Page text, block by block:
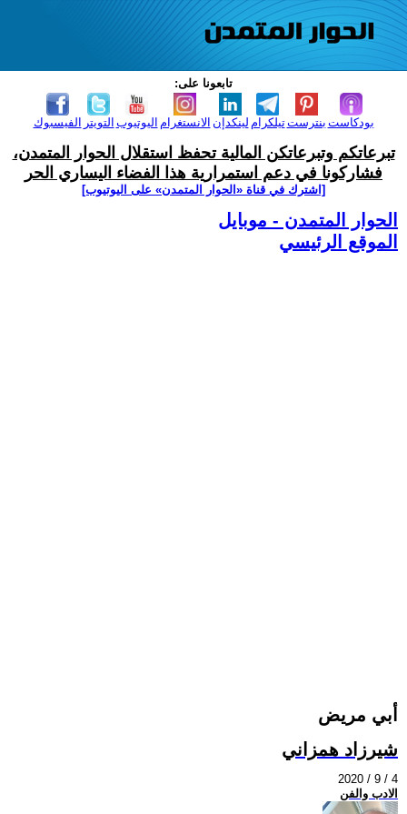
تابعونا على:
الفيسبوك التويتر اليوتيوب الانستغرام لينكدإن تيلكرامبنترست بودكاست
تبرعاتكم وتبرعاتكن المالية تحفظ استقلال الحوار المتمدن،
فشاركونا في دعم استمرارية هذا الفضاء اليساري الحر
[اشترك في قناة ‫«الحوار المتمدن» على اليوتيوب]
الحوار المتمدن - موبايل
الموقع الرئيسي
أبي مريض
شيرزاد همزاني
2020 / 9 / 4
الادب والفن